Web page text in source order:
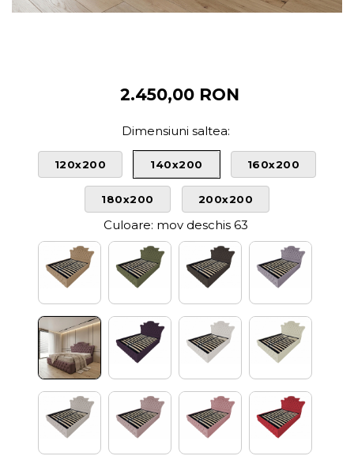
2.450,00 RON
Dimensiuni saltea:
120x200 140x200 160x200
180x200 200x200
Culoare: mov deschis 63